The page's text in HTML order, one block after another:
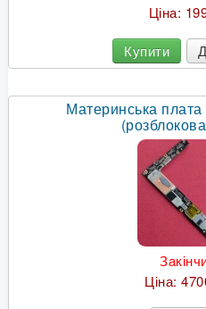
Ціна:
Купити
Материнська
Ціна: